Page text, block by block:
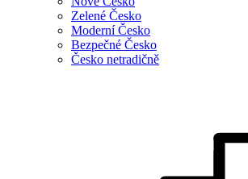
Zelené Česko
Moderní Česko
Bezpečné Česko
Česko netradičně